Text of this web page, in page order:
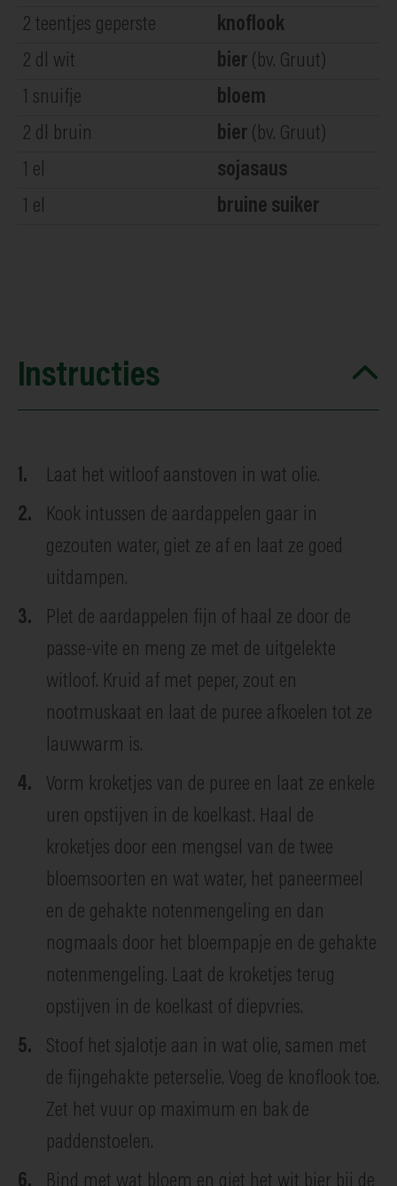
2 teentjes geperste
knoflook
2 dl wit bier (bv. Gruut)
1 snuifje
bloem
2 dl bruin bier (bv. Gruut)
1 el
sojasaus
1 el bruine suiker
Instructies
Laat het witloof aanstoven in wat olie.
Kook intussen de aardappelen gaar in
gezouten water, giet ze af en laat ze goed
uitdampen.
Plet de aardappelen fijn of haal ze door de
passe-vite en meng ze met de uitgelekte
witloof. Kruid af met peper, zout en
nootmuskaat en laat de puree afkoelen tot ze
lauwwarm is.
Vorm kroketjes van de puree en laat ze enkele
uren opstijven in de koelkast. Haal de
kroketjes door een mengsel van de twee
bloemsoorten en wat water, het paneermeel
en de gehakte notenmengeling en dan
nogmaals door het bloempapje en de gehakte
notenmengeling. Laat de kroketjes terug
opstijven in de koelkast of diepvries.
Stoof het sjalotje aan in wat olie, samen met
de fijngehakte peterselie. Voeg de knoflook toe.
Zet het vuur op maximum en bak de
paddenstoelen.
Bind met wat bloem en giet het wit bier bij de